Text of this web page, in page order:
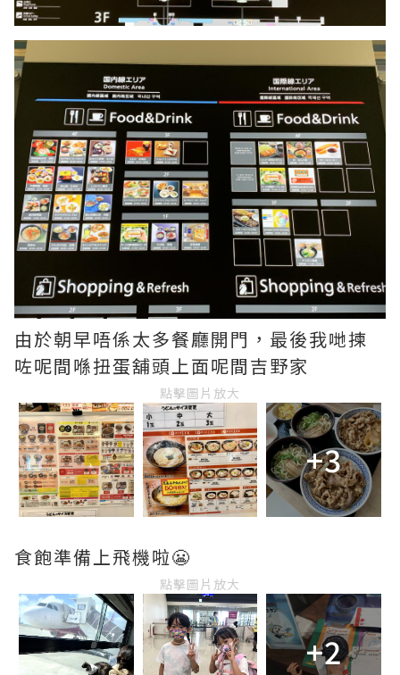
由於朝早唔係太多餐廳開門，最後我哋揀
咗呢間喺扭蛋舖頭上面呢間吉野家
點擊圖片放大
+3
食飽準備上飛機啦😬
點擊圖片放大
+2